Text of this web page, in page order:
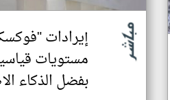
إيرادات
مستويات
بفضل الذكاء